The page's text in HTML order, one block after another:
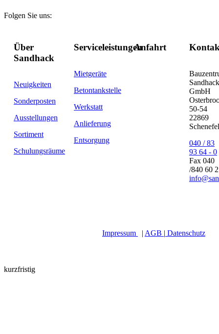
Folgen Sie uns:
Über
Sandhack
Neuigkeiten
Sonderposten
Ausstellungen
Sortiment
Schulungsräume
Serviceleistungen
Mietgeräte
Betontankstelle
Werkstatt
Anlieferung
Entsorgung
Anfahrt
Sandhack
GmbH
50-54
22869
040 / 83
93 64 - 0
Fax 040
/840 60
Impressum | AGB | Datenschutz
kurzfristig